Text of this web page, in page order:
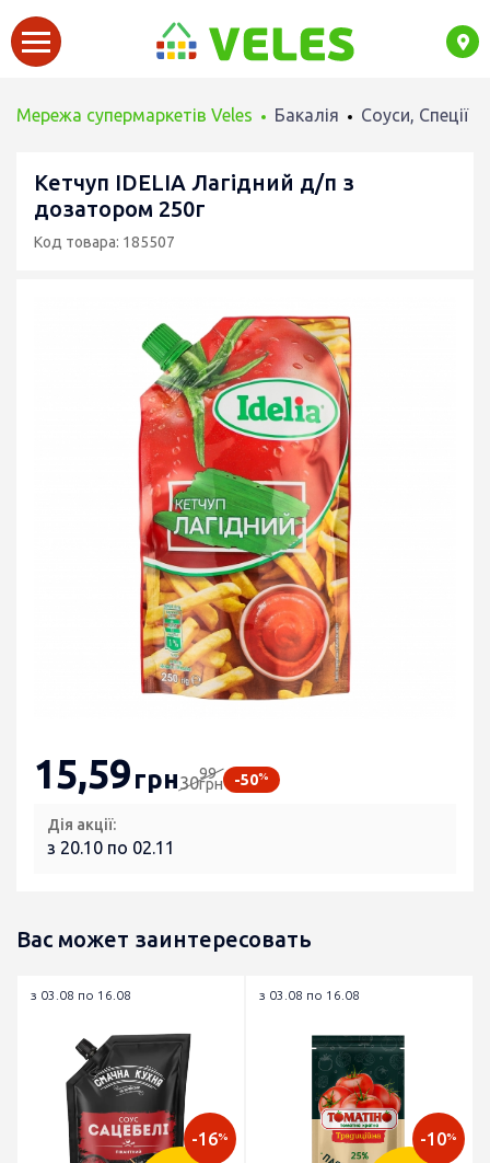
Мережа супермаркетів Veles Бакалія Соуси, Спеції
Кетчуп IDELIA Лагідний д/п з
дозатором 250г
Код товара: 185507
15,59грн3099
грн -50%
Дія акції:
з 20.10 по 02.11
Вас может заинтересовать
з 03.08 по 16.08
-16%
з 03.08 по 16.08
-10%